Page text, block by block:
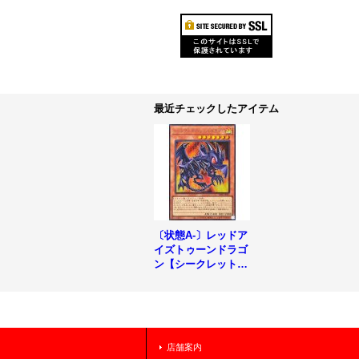
最近チェックしたアイテム
〔状態A-〕レッドア
イズトゥーンドラゴ
ン【シークレット】
店舗案内